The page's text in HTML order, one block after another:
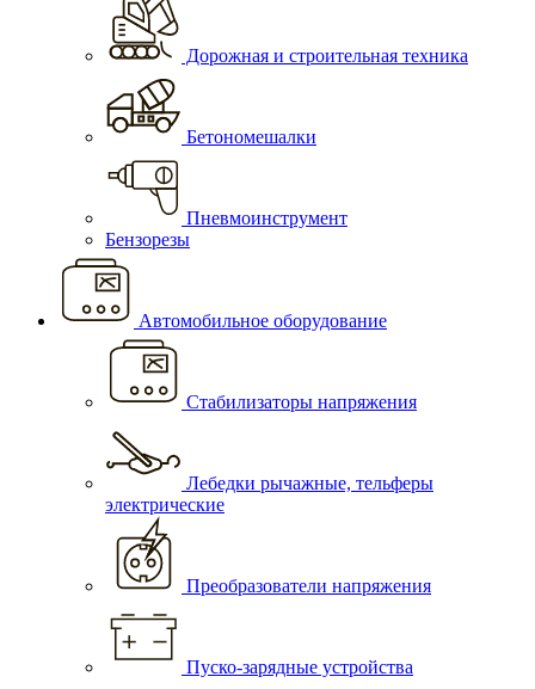
Дорожная и строительная техника
Бетономешалки
Пневмоинструмент
Бензорезы
Автомобильное оборудование
Стабилизаторы напряжения
Лебедки рычажные, тельферы
электрические
Преобразователи напряжения
Пуско-зарядные устройства